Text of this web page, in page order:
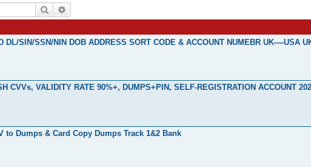
Rechercher
DL/SIN/SSN/NIN DOB ADDRESS SORT CODE & ACCOUNT NUMEBR UK----USA
CVVs, VALIDITY RATE 90%+, DUMPS+PIN, SELF-REGISTRATION ACCOUNT
to Dumps & Card Copy Dumps Track 1&2 Bank